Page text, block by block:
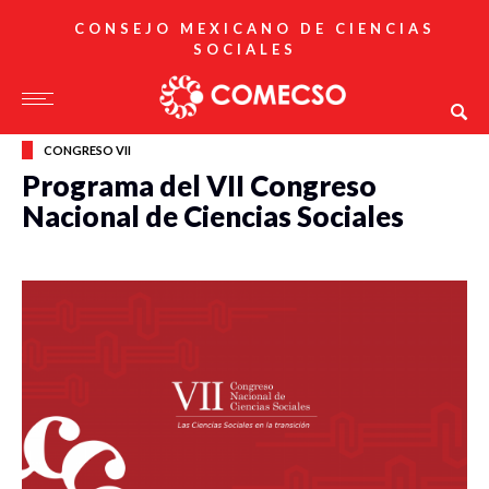
CONSEJO MEXICANO DE CIENCIAS
SOCIALES
CONGRESO VII
Programa del VII Congreso
Nacional de Ciencias Sociales